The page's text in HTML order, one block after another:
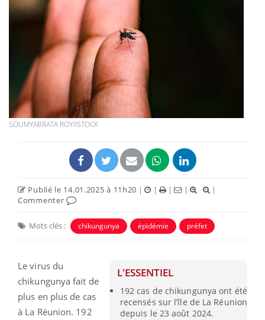
SOUMYABRATA ROY/ISTOCK
Publié le 14.01.2025 à 11h20 | | | |
|
Commenter
Mots clés : chikungunya épidémie préfet
L'ESSENTIEL
192 cas de chikungunya ont été
recensés sur l’île de La Réunion
depuis le 23 août 2024.
Le virus du
chikungunya fait de
plus en plus de cas
à La Réunion. 192